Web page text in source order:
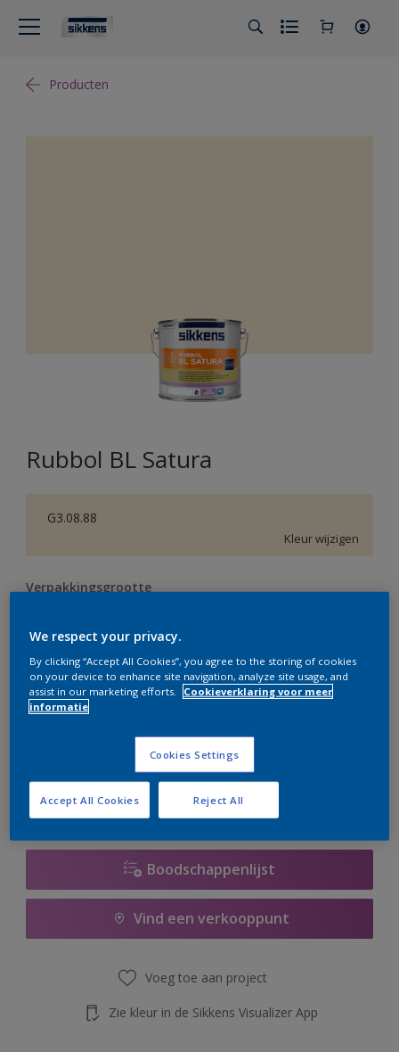
Producten
Rubbol BL Satura
G3.08.88
Kleur wijzigen
Verpakkingsgrootte
Aantal Verfcalculator
Bereken
Op dit moment is het niet mogelijk dit product online
te bestellen. Bezoek je dichtstbijzijnde winkel of klik op
de knop hieronder.
Boodschappenlijst
Vind een verkooppunt
Voeg toe aan project
Zie kleur in de Sikkens Visualizer App
We respect your privacy.
By clicking “Accept All Cookies”, you agree to the storing of cookies
on your device to enhance site navigation, analyze site usage, and
assist in our marketing efforts.
Cookieverklaring voor meer
informatie
Cookies Settings
Reject All
Accept All Cookies